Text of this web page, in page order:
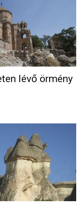
lévő örmény